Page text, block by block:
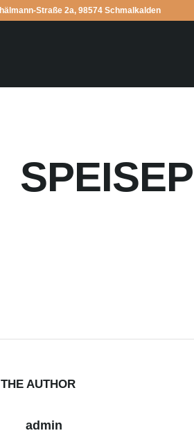
Straße 2a, 98574 Schmalkalden
AUTHOR
admin